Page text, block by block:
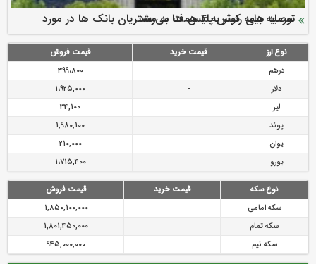
ارزش سهام عدالت بالا رفت
سرمایه بیمه کوثر به ۴ همت می‌رسد
نود ثانیه با فولاد سنگان
تقدیر دبیرکل سندیکای بیمه گران ایران از اقدامات مدیرعامل بیمه
رازی
توصیه های رئیس پلیس فتا به مشتریان بانک ها در مورد
پیشگیری از سرقت های مجازی
نوع ارز قیمت خرید
قیمت فروش
درهم
399،800
دلار
-
1،925,000
لیر
34,100
پوند
1,980,100
یوان
210,000
یورو
1،715,400
نوع سکه قیمت خرید
قیمت فروش
سکه امامی
1,850,100,000
سکه تمام
1,801,450,000
سکه نیم
945,000,000